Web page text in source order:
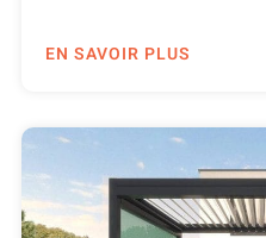
EN SAVOIR PLUS